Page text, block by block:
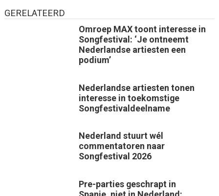
GERELATEERD
Omroep MAX toont interesse in
Songfestival: ‘Je ontneemt
Nederlandse artiesten een
podium’
Nederlandse artiesten tonen
interesse in toekomstige
Songfestivaldeelname
Nederland stuurt wél
commentatoren naar
Songfestival 2026
Pre-parties geschrapt in